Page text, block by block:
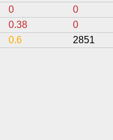
0 0
0.38 0
0.6 2851